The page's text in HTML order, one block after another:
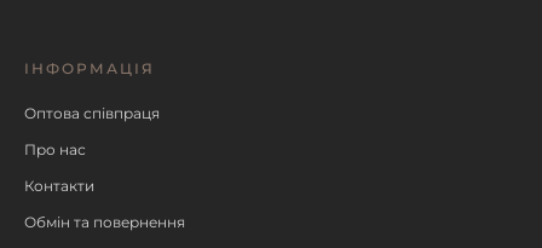
ІНФОРМАЦІЯ
Оптова співпраця
Про нас
Контакти
Обмін та повернення